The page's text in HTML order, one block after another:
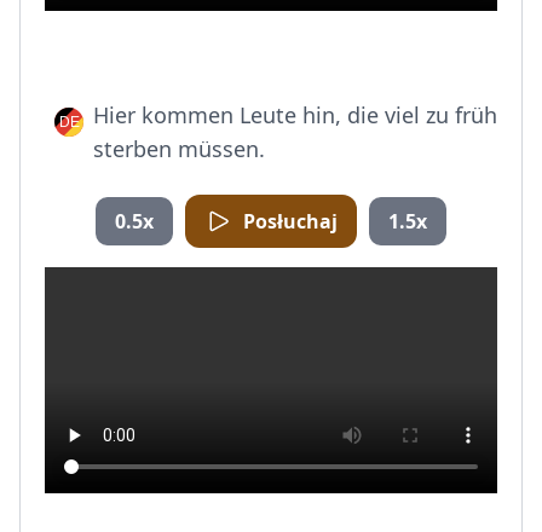
Hier kommen Leute hin, die viel zu früh
sterben müssen.
0.5x Posłuchaj 1.5x